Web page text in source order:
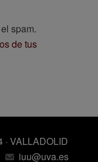
spam.
de tus
VALLADOLID
iuu@uva.es